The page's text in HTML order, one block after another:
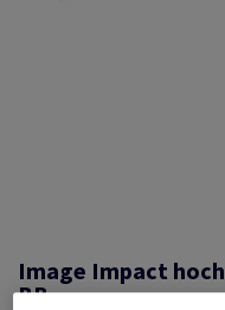
Image Impact
BB